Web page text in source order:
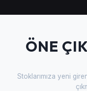
ÖNE
Stoklarımıza yeni